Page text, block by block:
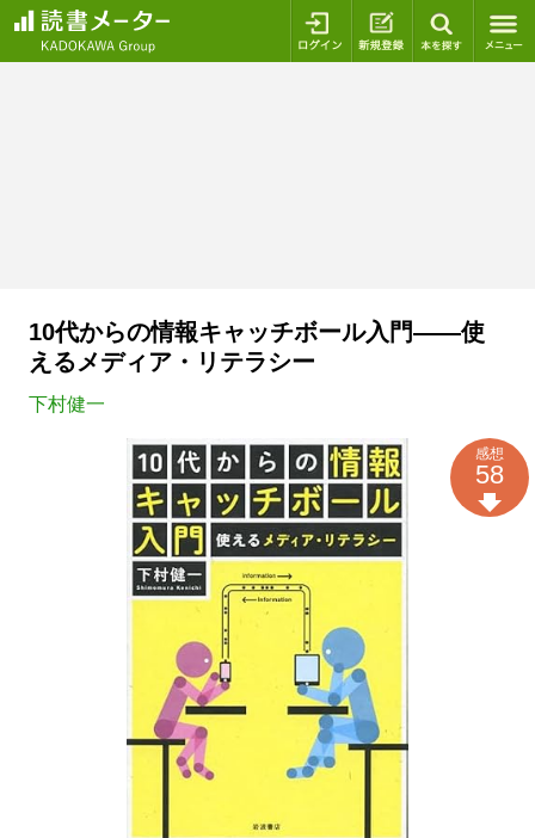
ログイン 新規登録
10代からの情報キャッチボール入門――使
えるメディア・リテラシー
下村健一
感想
58